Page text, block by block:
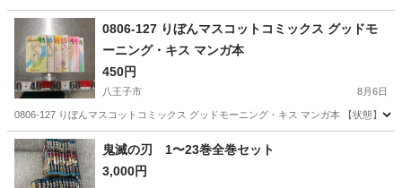
東京 八王子市 歴史、心理、教育 日本の歴史
0806-127 りぼんマスコットコミックス グッドモ
ーニング・キス マンガ本
450円
八王子市 8月6日
0806-127 りぼんマスコットコミックス グッドモーニング・キス マンガ本 【状態】
東京 八王子市 マンガ、コミック、アニメ マンガ
鬼滅の刃 1〜23巻全巻セット
3,000円